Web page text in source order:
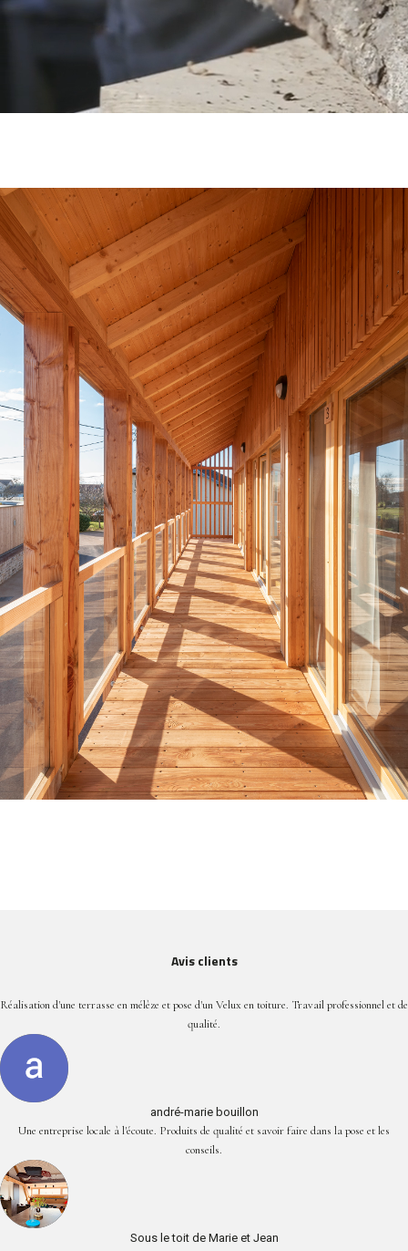
Avis clients
Réalisation d'une terrasse en mélèze et pose d'un Velux en toiture. Travail professionnel et de
qualité.
andré-marie bouillon
Une entreprise locale à l'écoute. Produits de qualité et savoir faire dans la pose et les
conseils.
Sous le toit de Marie et Jean